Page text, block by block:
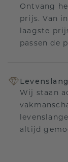
Ontvang
prijs. Van
laagste
passen de
Wij staan
altijd